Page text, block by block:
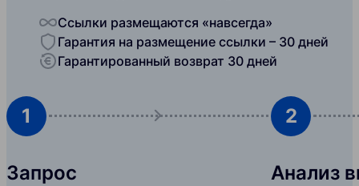
Ссылки размещаются «навсегда»
Гарантия на размещение ссылки – 30 дней
Гарантированный возврат 30 дней
1
Запрос
2
Анализ